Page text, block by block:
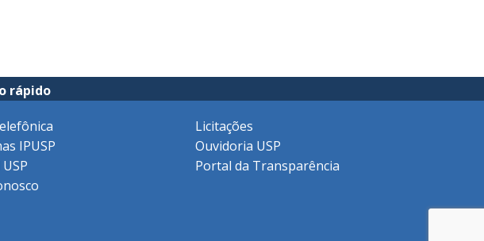
rápido
IPUSP
Licitações
Ouvidoria USP
Portal da Transparência